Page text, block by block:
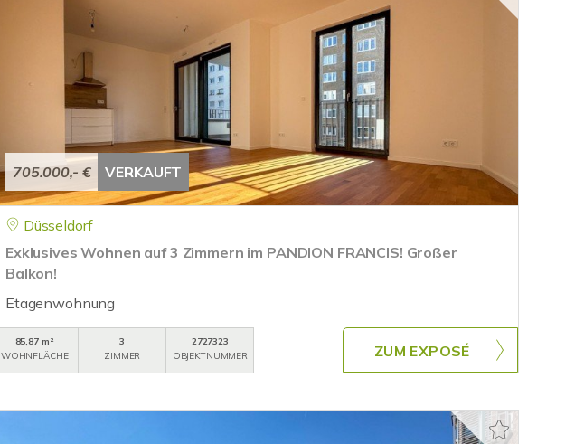
705.000,- € VERKAUFT
Düsseldorf
Exklusives Wohnen auf 3 Zimmern im PANDION FRANCIS! Großer
Balkon!
Etagenwohnung
85,87 m²
WOHNFLÄCHE
3
ZIMMER
2727323
OBJEKTNUMMER
ZUM EXPOSÉ